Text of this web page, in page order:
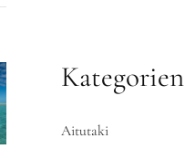
Kategorien
Aitutaki